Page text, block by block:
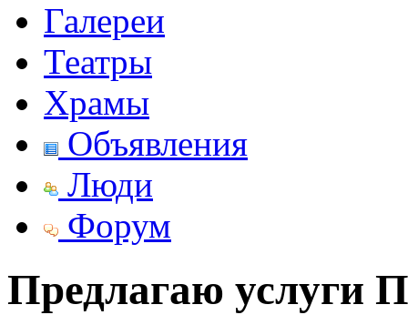
Галереи
Театры
Храмы
Объявления
Люди
Форум
Предлагаю услуги